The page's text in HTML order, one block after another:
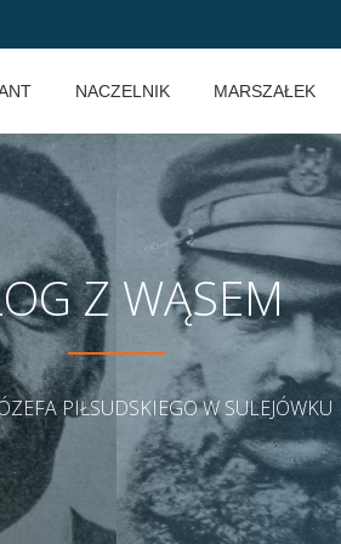
NACZELNIK MARSZAŁEK
Z WĄSEM
PIŁSUDSKIEGO W SULEJÓWKU